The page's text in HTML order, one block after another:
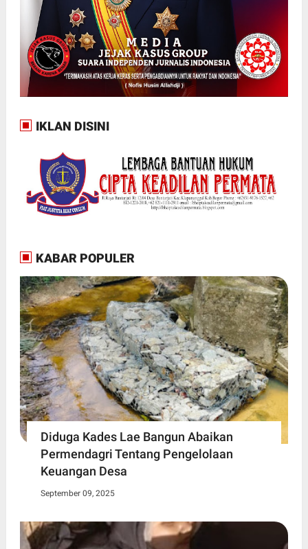
IKLAN DISINI
KABAR POPULER
Diduga Kades Lae Bangun Abaikan
Permendagri Tentang Pengelolaan
Keuangan Desa
September 09, 2025